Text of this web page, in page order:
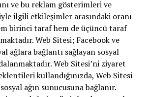
ve bu reklam gösterimleri ve
ilgili etkileşimler arasındaki oranı
birinci taraf hem de üçüncü taraf
Web Sitesi; Facebook ve
ağlara bağlantı sağlayan sosyal
Web Sitesi’ni ziyaret
kullandığınızda, Web Sitesi
ağın sunucusuna bağlanır.